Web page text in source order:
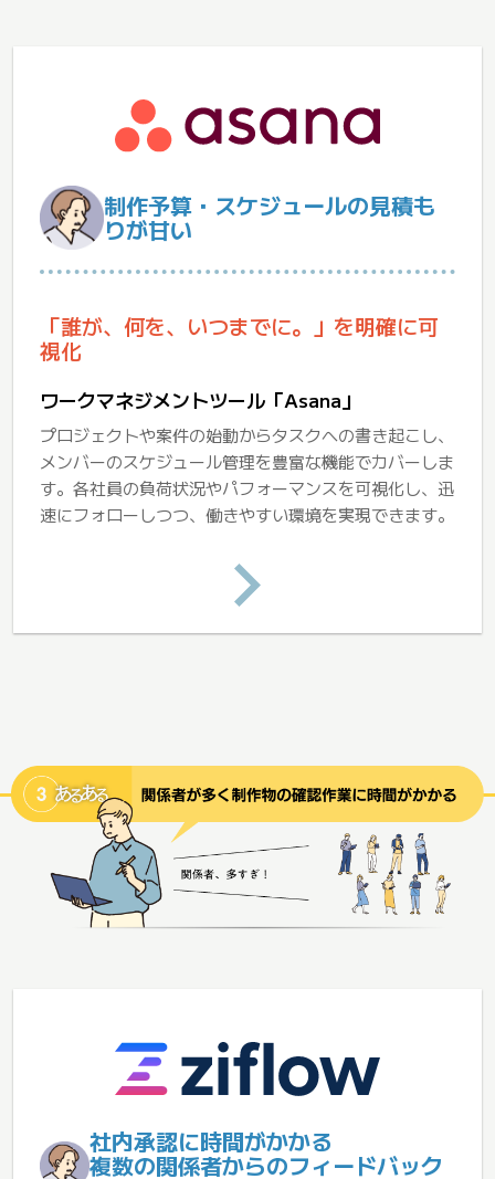
制作予算・スケジュールの見積も
りが甘い
「誰が、何を、いつまでに。」を明確に可
視化
ワークマネジメントツール「Asana」
プロジェクトや案件の始動からタスクへの書き起こし、
メンバーのスケジュール管理を豊富な機能でカバーしま
す。各社員の負荷状況やパフォーマンスを可視化し、迅
速にフォローしつつ、働きやすい環境を実現できます。
社内承認に時間がかかる
複数の関係者からのフィードバック